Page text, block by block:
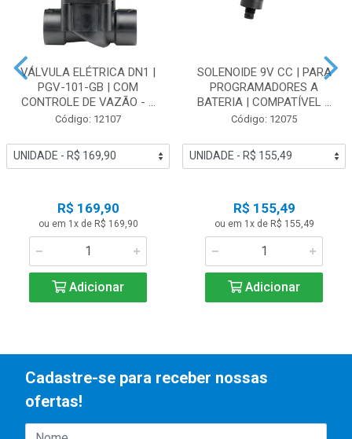
VÁLVULA ELÉTRICA DN1 |
PGV-101-GB | COM
CONTROLE DE VAZÃO - ...
Código: 12107
R$ 169,90
ou em 1x de R$ 169,90
Adicionar
SOLENOIDE 9V CC | PARA
PROGRAMADORES A
BATERIA | COMPATÍVEL ...
Código: 12075
R$ 155,49
ou em 1x de R$ 155,49
Adicionar
Cadastre-se para receber nossas
ofertas!